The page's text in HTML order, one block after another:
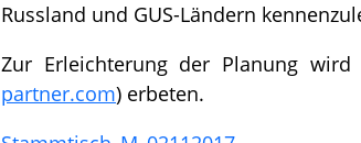
Russland und GUS-Ländern
Zur Erleichterung der Planung
partner.com) erbeten.